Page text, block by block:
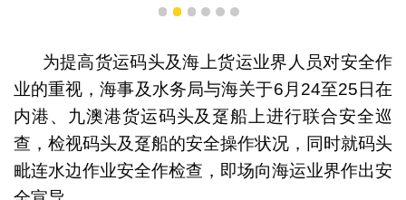
1 2 3 4 5 6
为提高货运码头及海上货运业界人员对安全作
业的重视，海事及水务局与海关于6月24至25日在
内港、九澳港货运码头及趸船上进行联合安全巡
查，检视码头及趸船的安全操作状况，同时就码头
毗连水边作业安全作检查，即场向海运业界作出安